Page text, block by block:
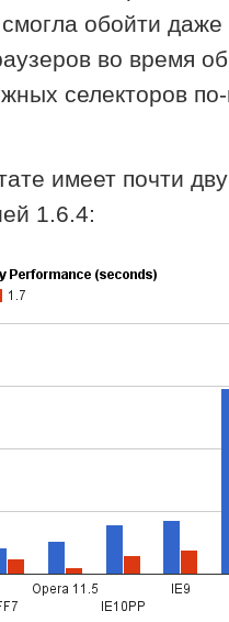
обойти
во время
селекторов
имеет почти
1.6.4: